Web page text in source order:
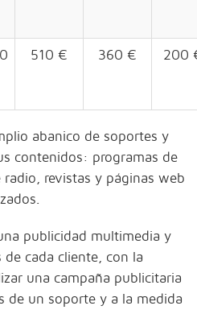
510 € 360 € 200
abanico de soportes y
contenidos: programas de
revistas y páginas web
publicidad multimedia y
de cada cliente, con la
una campaña publicitaria
de un soporte y a la medida